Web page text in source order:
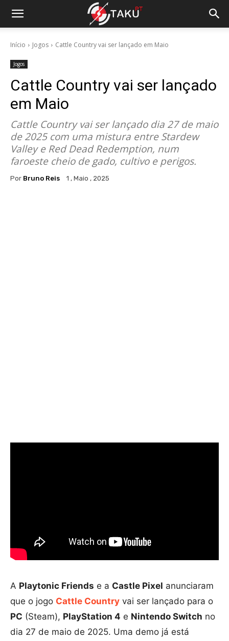
Início Jogos Cattle Country vai ser lançado em Maio
Jogos
Cattle Country vai ser lançado
em Maio
Cattle Country vai ser lançado dia 27 de maio
de 2025 com uma mistura entre Stardew
Valley e Red Dead Redemption, num
faroeste cheio de gado, cultivo e perigos.
Por Bruno Reis 1 , Maio , 2025
A Playtonic Friends e a Castle Pixel anunciaram
que o jogo Cattle Country vai ser lançado para o
PC (Steam), PlayStation 4 e Nintendo Switch no
dia 27 de maio de 2025. Uma demo já está